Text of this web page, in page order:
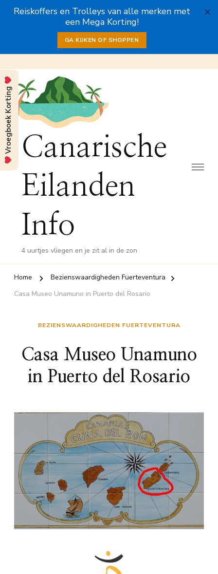
Reiskoffers en Trolleys van alle merken met
een Mega Korting!
GA KIJKEN OF SHOPPEN
Canarische
Eilanden
Info
4 uurtjes vliegen en je zit al in de zon
Home
Bezienswaardigheden Fuerteventura
Casa Museo Unamuno in Puerto del Rosario
BEZIENSWAARDIGHEDEN FUERTEVENTURA
Casa Museo Unamuno
in Puerto del Rosario
Vroegboek Korting